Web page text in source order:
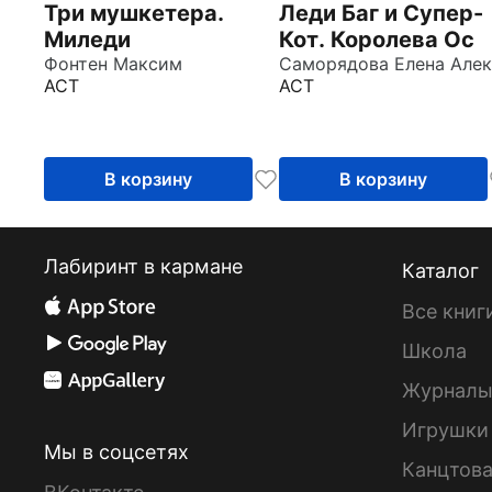
Три мушкетера.
Миледи
Фонтен Максим
АСТ
В корзину
Леди Баг и Супер-
Кот. Королева Ос
АСТ
В корзину
Лабиринт в кармане
Мы в соцсетях
Каталог
Все
Школа
Журналы
Игрушки